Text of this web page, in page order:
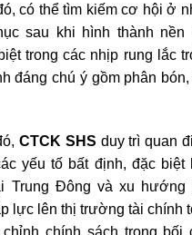
có thể tìm kiếm cơ hội ở
sau khi hình thành
trong các nhịp rung lắc
đáng chú ý gồm phân
CTCK SHS duy trì quan
yếu tố bất định, đặc biệt
Trung Đông và xu hướng
lực lên thị trường tài chính
chính sách trong bối